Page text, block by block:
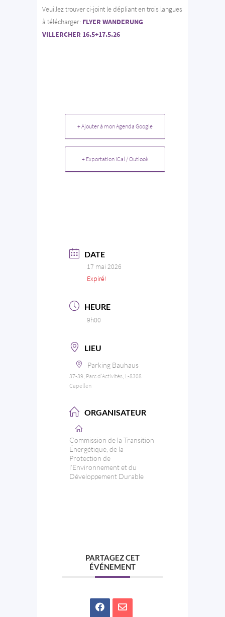
Veuillez trouver ci-joint le dépliant en trois langues
à télécharger: FLYER WANDERUNG
VILLERCHER 16.5+17.5.26
+ Ajouter à mon Agenda Google
+ Exportation iCal / Outlook
DATE
17 mai 2026
Expiré!
HEURE
9h00
LIEU
Parking Bauhaus
37-39, Parc d'Activités, L-8308
Capellen
ORGANISATEUR
Commission de la Transition
Énergétique, de la
Protection de
l’Environnement et du
Développement Durable
PARTAGEZ CET
ÉVÉNEMENT